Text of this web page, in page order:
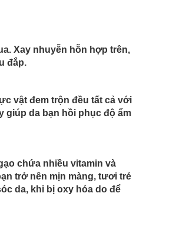
Xay nhuyễn hỗn hợp trên,
đắp.
vật đem trộn đều tất cả với
giúp da bạn hồi phục độ ẩm
chứa nhiều vitamin và
trở nên mịn màng, tươi trẻ
da, khi bị oxy hóa do để